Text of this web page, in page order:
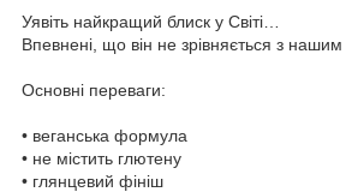
Уявіть найкращий блиск у Світі… ⠀
Впевнені, що він не зрівняється з нашим
Основні переваги: ⠀
• веганська формула ⠀
• не містить глютену ⠀
• глянцевий фініш ⠀